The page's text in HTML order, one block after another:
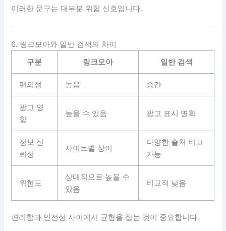
이러한 문구는 대부분 위험 신호입니다.
6. 링크모아와 일반 검색의 차이
구분
링크모아 일반 검색
편의성 높음 중간
광고 영
향
높을 수 있음 광고 표시 명확
정보 신
뢰성
사이트별 상이
다양한 출처 비교
가능
위험도
상대적으로 높을 수
있음
비교적 낮음
편리함과 안전성 사이에서 균형을 잡는 것이 중요합니다.